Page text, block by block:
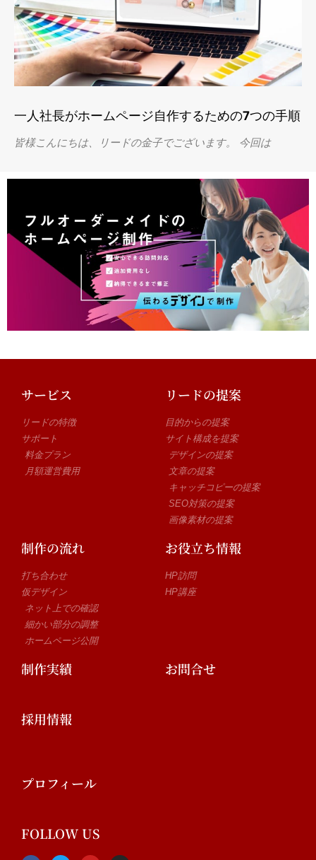
一人社長がホームページ自作するための7つの手順
皆様こんにちは、リードの金子でございます。 今回は
サービス
リードの特徴
サポート
料金プラン
月額運営費用
リードの提案
目的からの提案
サイト構成を提案
デザインの提案
文章の提案
キャッチコピーの提案
SEO対策の提案
画像素材の提案
制作の流れ
打ち合わせ
仮デザイン
ネット上での確認
細かい部分の調整
ホームページ公開
お役立ち情報
HP訪問
HP講座
制作実績 お問合せ
採用情報
プロフィール
FOLLOW US